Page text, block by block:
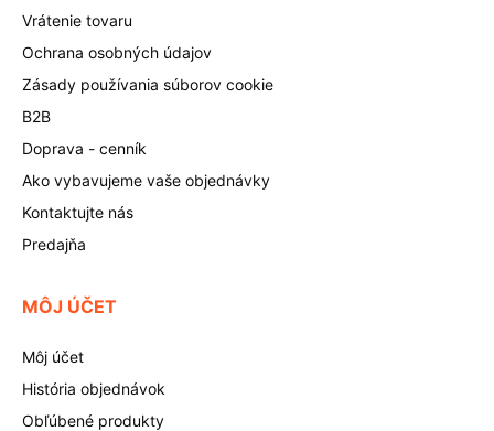
Vrátenie tovaru
Ochrana osobných údajov
Zásady používania súborov cookie
B2B
Doprava - cenník
Ako vybavujeme vaše objednávky
Kontaktujte nás
Predajňa
MÔJ ÚČET
Môj účet
História objednávok
Obľúbené produkty